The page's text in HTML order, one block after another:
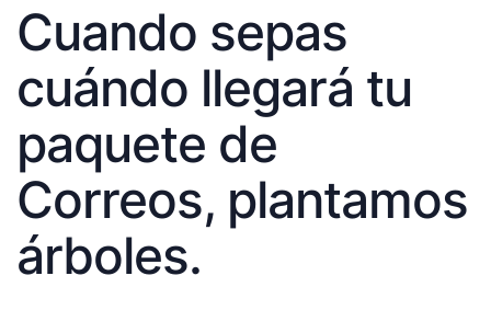
Cuando sepas
cuándo llegará tu
paquete de
Correos, plantamos
árboles.